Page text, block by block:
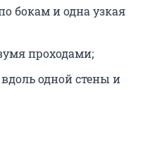
бокам и одна узкая
проходами;
одной стены и